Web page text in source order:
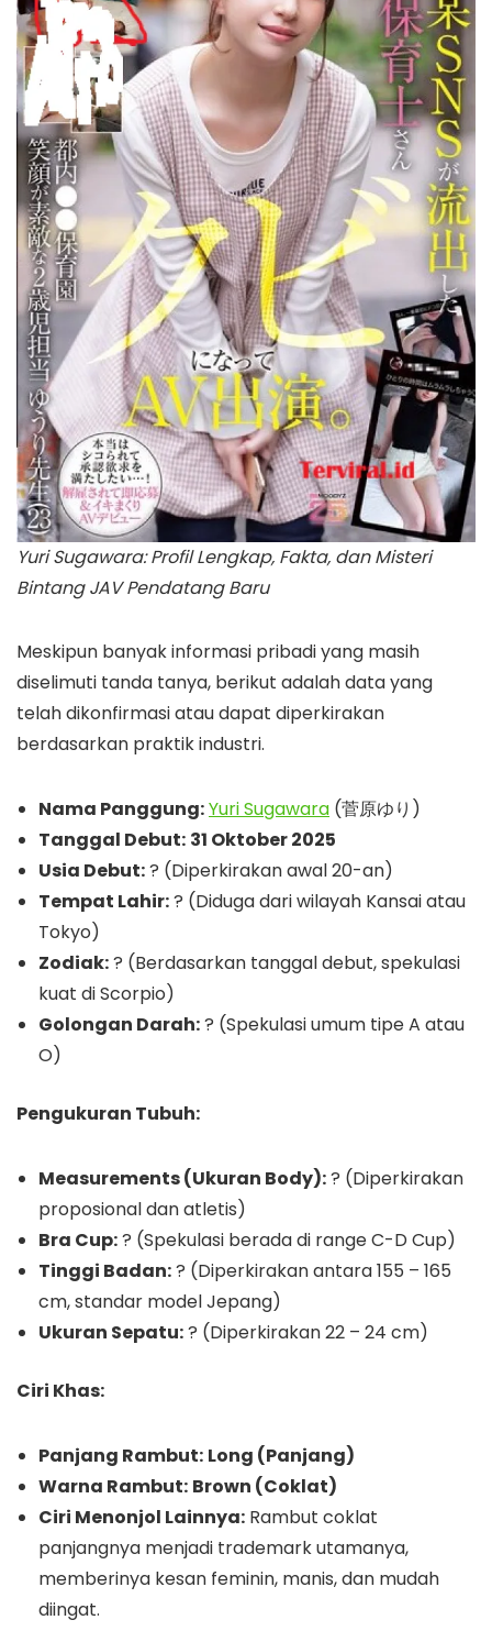
Yuri Sugawara: Profil Lengkap, Fakta, dan Misteri
Bintang JAV Pendatang Baru
Meskipun banyak informasi pribadi yang masih
diselimuti tanda tanya, berikut adalah data yang
telah dikonfirmasi atau dapat diperkirakan
berdasarkan praktik industri.
Nama Panggung:Yuri Sugawara (菅原ゆり)
Tanggal Debut: 31 Oktober 2025
Usia Debut:? (Diperkirakan awal 20-an)
Tempat Lahir:? (Diduga dari wilayah Kansai atau
Tokyo)
Zodiak:? (Berdasarkan tanggal debut, spekulasi
kuat di Scorpio)
Golongan Darah:? (Spekulasi umum tipe A atau
O)
Pengukuran Tubuh:
Measurements (Ukuran Body):? (Diperkirakan
proposional dan atletis)
Bra Cup:? (Spekulasi berada di range C-D Cup)
Tinggi Badan:? (Diperkirakan antara 155 – 165
cm, standar model Jepang)
Ukuran Sepatu:? (Diperkirakan 22 – 24 cm)
Ciri Khas:
Panjang Rambut: Long (Panjang)
Warna Rambut: Brown (Coklat)
Ciri Menonjol Lainnya: Rambut coklat
panjangnya menjadi trademark utamanya,
memberinya kesan feminin, manis, dan mudah
diingat.